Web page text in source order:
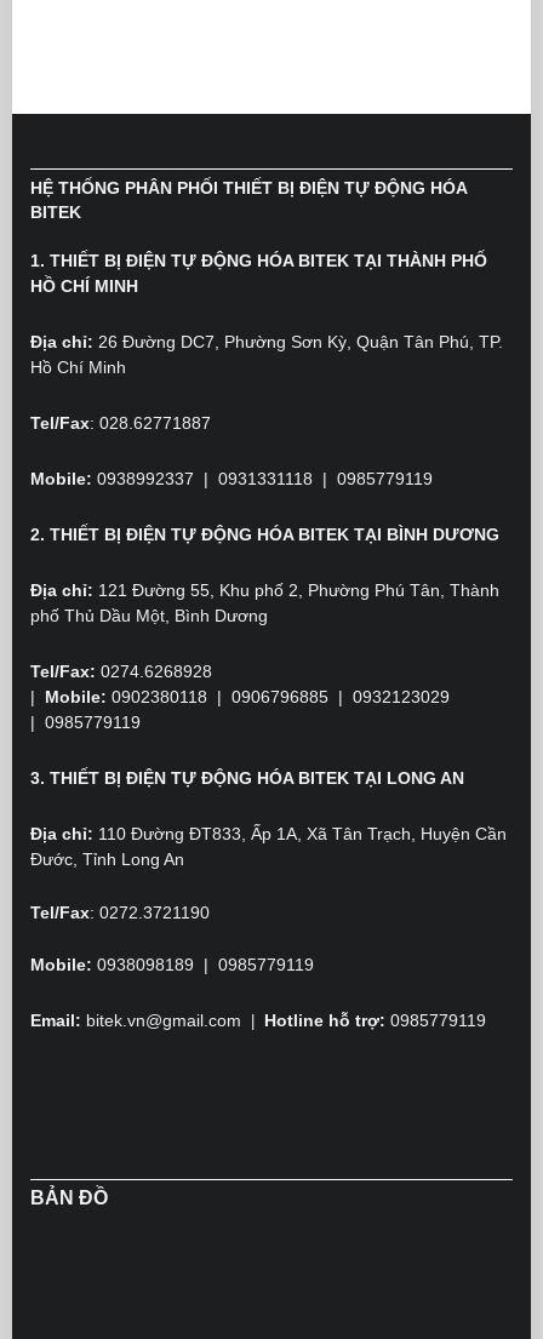
HỆ THỐNG PHÂN PHỐI THIẾT BỊ ĐIỆN TỰ ĐỘNG HÓA
BITEK
1. THIẾT BỊ ĐIỆN TỰ ĐỘNG HÓA BITEK TẠI THÀNH PHỐ
HỒ CHÍ MINH
Địa chỉ: 26 Đường DC7, Phường Sơn Kỳ, Quận Tân Phú, TP.
Hồ Chí Minh
Tel/Fax: 028.62771887
Mobile: 0938992337 | 0931331118 | 0985779119
2. THIẾT BỊ ĐIỆN TỰ ĐỘNG HÓA BITEK TẠI BÌNH DƯƠNG
Địa chỉ: 121 Đường 55, Khu phố 2, Phường Phú Tân, Thành
phố Thủ Dầu Một, Bình Dương
Tel/Fax: 0274.6268928
|
Mobile: 0902380118 | 0906796885 | 0932123029
| 0985779119
3. THIẾT BỊ ĐIỆN TỰ ĐỘNG HÓA BITEK TẠI LONG AN
Địa chỉ: 110 Đường ĐT833, Ấp 1A, Xã Tân Trạch, Huyện Cần
Đước, Tỉnh Long An
Tel/Fax: 0272.3721190
Mobile: 0938098189 | 0985779119
Email: bitek.vn@gmail.com Hotline hỗ trợ: 0985779119
BẢN ĐỒ